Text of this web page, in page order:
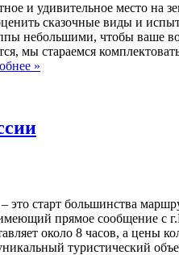
и удивительное место на
сказочные виды и
небольшими, чтобы ваше
мы стараемся
»
это старт большинства
прямое сообщение с
около 8 часов, а цены
туристический